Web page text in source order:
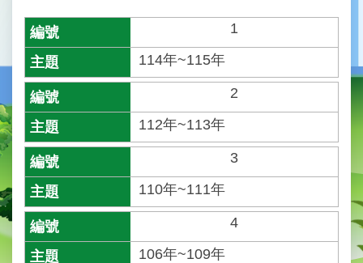
機
關
介
紹
業
務
資
訊
線
上
服
務
1
114年~115年
2
112年~113年
3
110年~111年
4
106年~109年